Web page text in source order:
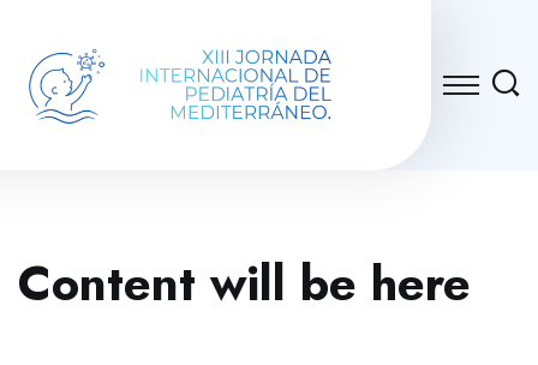
Content will be here